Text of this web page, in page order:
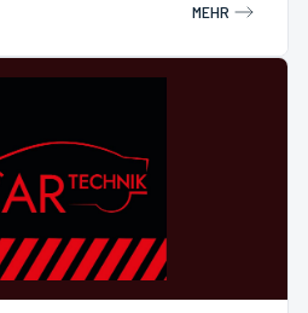
MEHR